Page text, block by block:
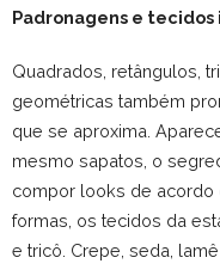
Padronagens e
Quadrados, retângulos,
geométricas também
que se aproxima.
mesmo sapatos, o
compor looks de acordo
formas, os tecidos da
e tricô. Crepe, seda,